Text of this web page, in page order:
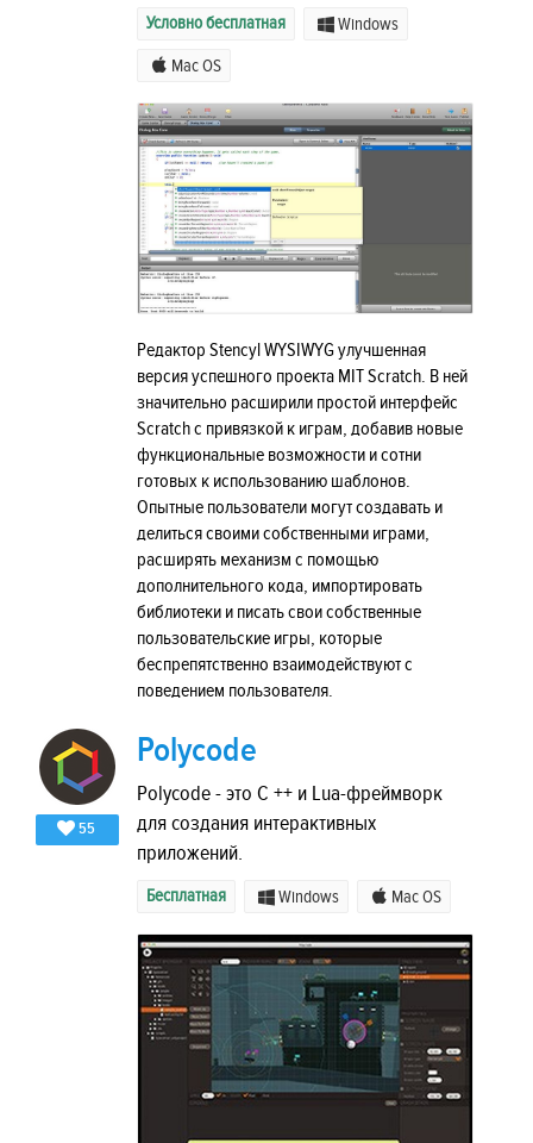
Условно бесплатная Windows
Mac OS
Редактор Stencyl WYSIWYG улучшенная
версия успешного проекта MIT Scratch. В ней
значительно расширили простой интерфейс
Scratch с привязкой к играм, добавив новые
функциональные возможности и сотни
готовых к использованию шаблонов.
Опытные пользователи могут создавать и
делиться своими собственными играми,
расширять механизм с помощью
дополнительного кода, импортировать
библиотеки и писать свои собственные
пользовательские игры, которые
беспрепятственно взаимодействуют с
поведением пользователя.
55
Polycode
Polycode - это C ++ и Lua-фреймворк
для создания интерактивных
приложений.
Бесплатная Windows Mac OS